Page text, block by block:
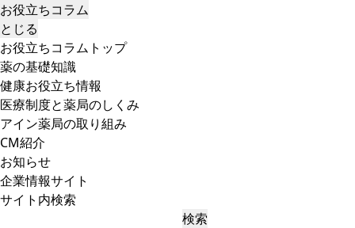
お役立ちコラム
とじる
お役立ちコラムトップ
薬の基礎知識
健康お役立ち情報
医療制度と薬局のしくみ
アイン薬局の取り組み
CM紹介
お知らせ
企業情報サイト
サイト内検索
検索